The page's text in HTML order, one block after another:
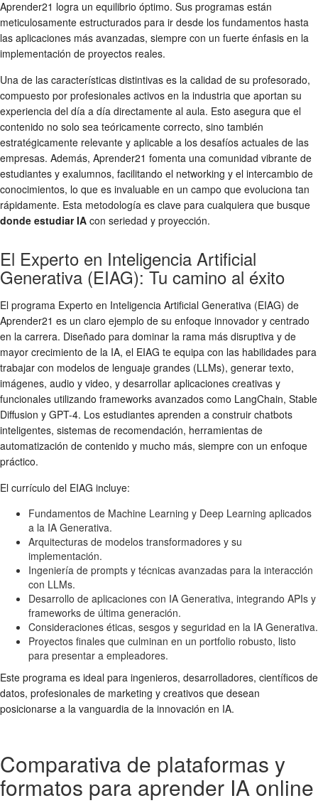
Aprender21 logra un equilibrio óptimo. Sus programas están
meticulosamente estructurados para ir desde los fundamentos hasta
las aplicaciones más avanzadas, siempre con un fuerte énfasis en la
implementación de proyectos reales.
Una de las características distintivas es la calidad de su profesorado,
compuesto por profesionales activos en la industria que aportan su
experiencia del día a día directamente al aula. Esto asegura que el
contenido no solo sea teóricamente correcto, sino también
estratégicamente relevante y aplicable a los desafíos actuales de las
empresas. Además, Aprender21 fomenta una comunidad vibrante de
estudiantes y exalumnos, facilitando el networking y el intercambio de
conocimientos, lo que es invaluable en un campo que evoluciona tan
rápidamente. Esta metodología es clave para cualquiera que busque
donde estudiar IA con seriedad y proyección.
El Experto en Inteligencia Artificial
Generativa (EIAG): Tu camino al éxito
El programa Experto en Inteligencia Artificial Generativa (EIAG) de
Aprender21 es un claro ejemplo de su enfoque innovador y centrado
en la carrera. Diseñado para dominar la rama más disruptiva y de
mayor crecimiento de la IA, el EIAG te equipa con las habilidades para
trabajar con modelos de lenguaje grandes (LLMs), generar texto,
imágenes, audio y video, y desarrollar aplicaciones creativas y
funcionales utilizando frameworks avanzados como LangChain, Stable
Diffusion y GPT-4. Los estudiantes aprenden a construir chatbots
inteligentes, sistemas de recomendación, herramientas de
automatización de contenido y mucho más, siempre con un enfoque
práctico.
El currículo del EIAG incluye:
Fundamentos de Machine Learning y Deep Learning aplicados
a la IA Generativa.
Arquitecturas de modelos transformadores y su
implementación.
Ingeniería de prompts y técnicas avanzadas para la interacción
con LLMs.
Desarrollo de aplicaciones con IA Generativa, integrando APIs y
frameworks de última generación.
Consideraciones éticas, sesgos y seguridad en la IA Generativa.
Proyectos finales que culminan en un portfolio robusto, listo
para presentar a empleadores.
Este programa es ideal para ingenieros, desarrolladores, científicos de
datos, profesionales de marketing y creativos que desean
posicionarse a la vanguardia de la innovación en IA.
Comparativa de plataformas y
formatos para aprender IA online